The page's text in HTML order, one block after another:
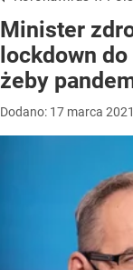
Minister
lockdown
żeby
Dodano: 17 marca 2021